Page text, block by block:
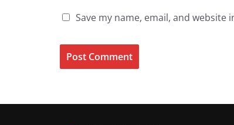
Save my name, email, and